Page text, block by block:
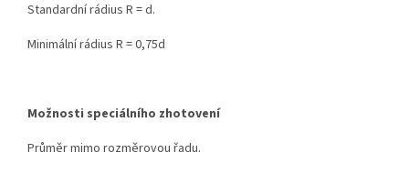
Standardní rádius R = d.
Minimální rádius R = 0,75d
Možnosti speciálního zhotovení
Průměr mimo rozměrovou řadu.